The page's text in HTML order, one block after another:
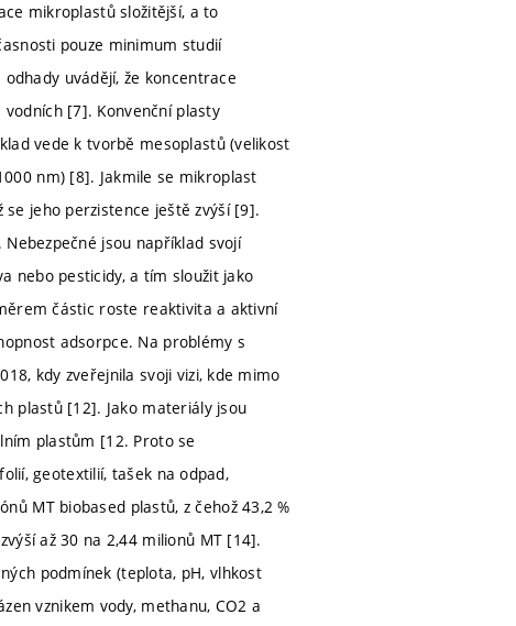
mikroplastů složitější, a to
pouze minimum studií
uvádějí, že koncentrace
[7]. Konvenční plasty
vede k tvorbě mesoplastů (velikost
nm) [8]. Jakmile se mikroplast
jeho perzistence ještě zvýší [9].
jsou například svojí
nebo pesticidy, a tím sloužit jako
částic roste reaktivita a aktivní
adsorpce. Na problémy s
kdy zveřejnila svoji vizi, kde mimo
plastů [12]. Jako materiály jsou
plastům [12. Proto se
geotextilií, tašek na odpad,
MT biobased plastů, z čehož 43,2 %
až 30 na 2,44 milionů MT [14].
podmínek (teplota, pH, vlhkost
vznikem vody, methanu, CO2 a